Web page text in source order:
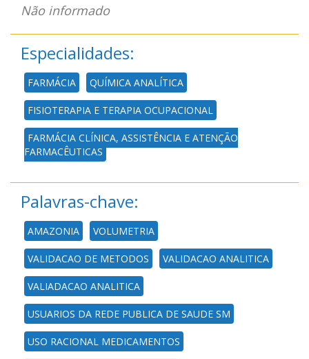
Não informado
Especialidades:
FARMÁCIA QUÍMICA ANALÍTICA
FISIOTERAPIA E TERAPIA OCUPACIONAL
FARMÁCIA CLÍNICA, ASSISTÊNCIA E ATENÇÃO
FARMACÊUTICAS
Palavras-chave:
AMAZONIA VOLUMETRIA
VALIDACAO DE METODOS VALIDACAO ANALITICA
VALIADACAO ANALITICA
USUARIOS DA REDE PUBLICA DE SAUDE SM
USO RACIONAL MEDICAMENTOS